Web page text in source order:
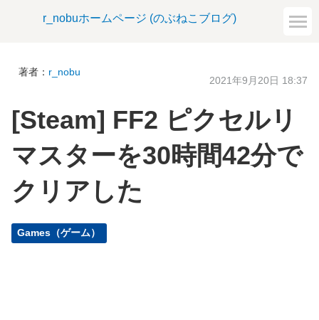
r_nobuホームページ (のぶねこブログ)
著者： r_nobu
2021年9月20日 18:37
[Steam] FF2 ピクセルリ
マスターを30時間42分で
クリアした
Games（ゲーム）